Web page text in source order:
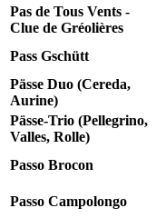
Pas de Tous Vents -
Clue de Gréolières
Pass Gschütt
Pässe Duo (Cereda,
Aurine)
Pässe-Trio (Pellegrino,
Valles, Rolle)
Passo Brocon
Passo Campolongo